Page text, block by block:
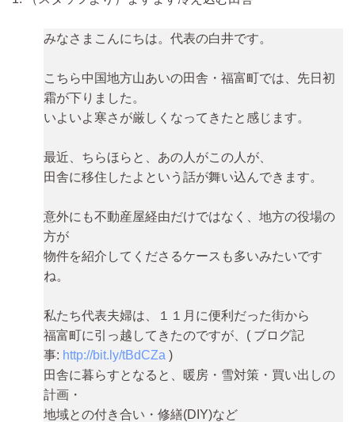
みなさまこんにちは。代表の白井です。
こちら中国地方山あいの田舎・福富町では、先日初
霜が下りました。
いよいよ寒さが厳しくなってきたと感じます。
最近、ちらほらと、あの人がこの人が、
田舎に移住したよという話が舞い込んできます。
意外にも不動産屋経由だけではなく、地方の役場の
方が
物件を紹介してくださるケースも多いみたいです
ね。
私たち代表夫婦は、１１月に便利だった街から
福富町に引っ越してきたのですが、( ブログ記
事: http://bit.ly/tBdCZa )
田舎に暮らすとなると、暖房・雪対策・買い出しの
計画・
地域との付き合い・修繕(DIY)など